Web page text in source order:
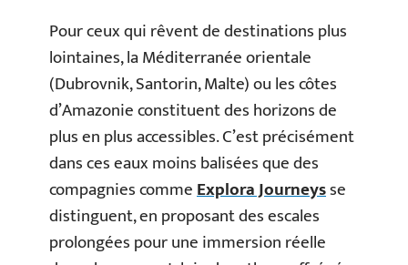
Pour ceux qui rêvent de destinations plus
lointaines, la Méditerranée orientale
(Dubrovnik, Santorin, Malte) ou les côtes
d’Amazonie constituent des horizons de
plus en plus accessibles. C’est précisément
dans ces eaux moins balisées que des
compagnies commeExplora Journeysse
distinguent, en proposant des escales
prolongées pour une immersion réelle